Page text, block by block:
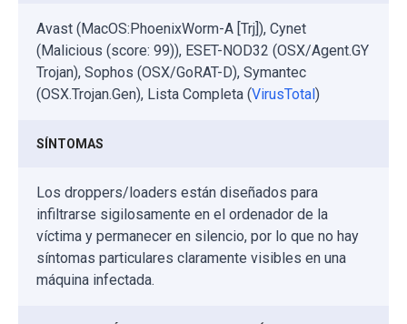
Avast (MacOS:PhoenixWorm-A [Trj]), Cynet
(Malicious (score: 99)), ESET-NOD32 (OSX/Agent.GY
Trojan), Sophos (OSX/GoRAT-D), Symantec
(OSX.Trojan.Gen), Lista Completa (VirusTotal )
SÍNTOMAS
Los droppers/loaders están diseñados para
infiltrarse sigilosamente en el ordenador de la
víctima y permanecer en silencio, por lo que no hay
síntomas particulares claramente visibles en una
máquina infectada.